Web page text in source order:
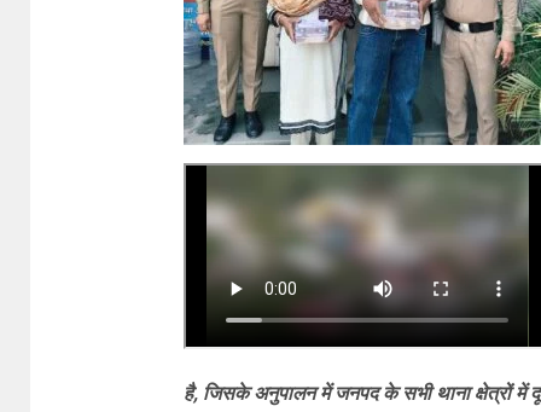
है, जिसके अनुपालन में जनपद के सभी थाना क्षेत्रों में दून